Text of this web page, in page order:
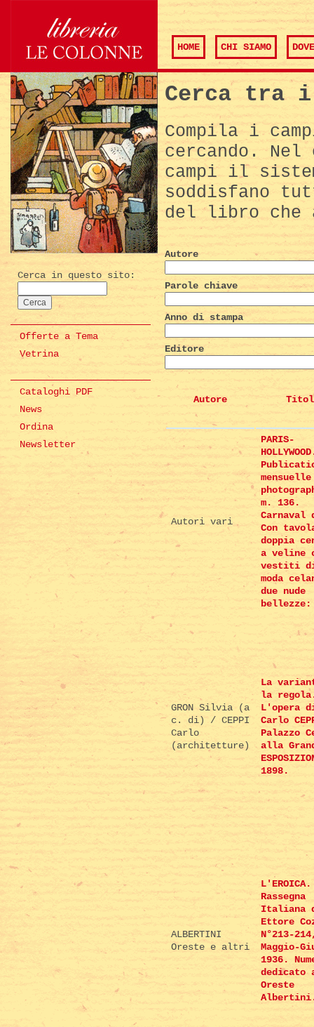
HOME CHI SIAMO
Cerca in questo sito:
Offerte a Tema
Vetrina
Cataloghi PDF
News
Ordina
Newsletter
Cerca tra
Compila i
cercando.
campi il
soddisfano
del libro che
Autore
Parole chiave
Anno di stampa
Editore
Autore
Autori vari
PARIS-
m. 136.
Carnaval
Con
doppia
a veline
vestiti
moda
due nude
GRON Silvia (a
c. di) / CEPPI
Carlo
(architetture)
La
la
L'opera
Carlo
Palazzo
alla
1898.
ALBERTINI
Oreste e altri
L'EROICA.
Rassegna
Italiana
Ettore
N°213-
Maggio-
1936.
dedicato
Oreste